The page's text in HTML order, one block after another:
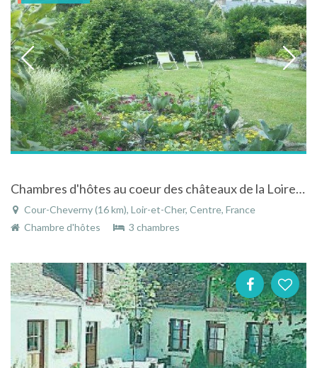
Chambres d'hôtes au coeur des châteaux de la Loire à cour cheverny dans le Centre
Cour-Cheverny (16 km), Loir-et-Cher, Centre, France
Chambre d'hôtes
3 chambres